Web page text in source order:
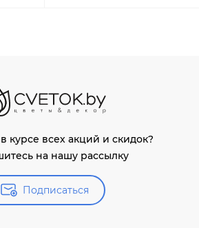
курсе всех акций и скидок?
на нашу рассылку
Подписаться